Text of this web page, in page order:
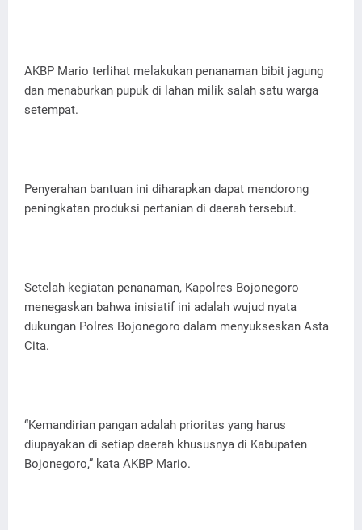
AKBP Mario terlihat melakukan penanaman bibit jagung
dan menaburkan pupuk di lahan milik salah satu warga
setempat.
Penyerahan bantuan ini diharapkan dapat mendorong
peningkatan produksi pertanian di daerah tersebut.
Setelah kegiatan penanaman, Kapolres Bojonegoro
menegaskan bahwa inisiatif ini adalah wujud nyata
dukungan Polres Bojonegoro dalam menyukseskan Asta
Cita.
“Kemandirian pangan adalah prioritas yang harus
diupayakan di setiap daerah khususnya di Kabupaten
Bojonegoro,” kata AKBP Mario.